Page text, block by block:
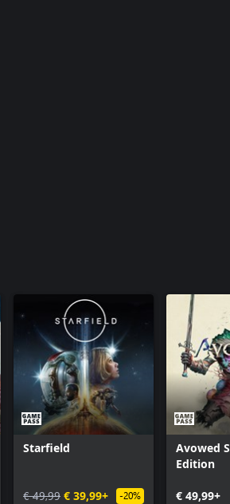
Starfield
€ 49,99 € 39,99+ -20%
Avowed
Edition
€ 49,99+